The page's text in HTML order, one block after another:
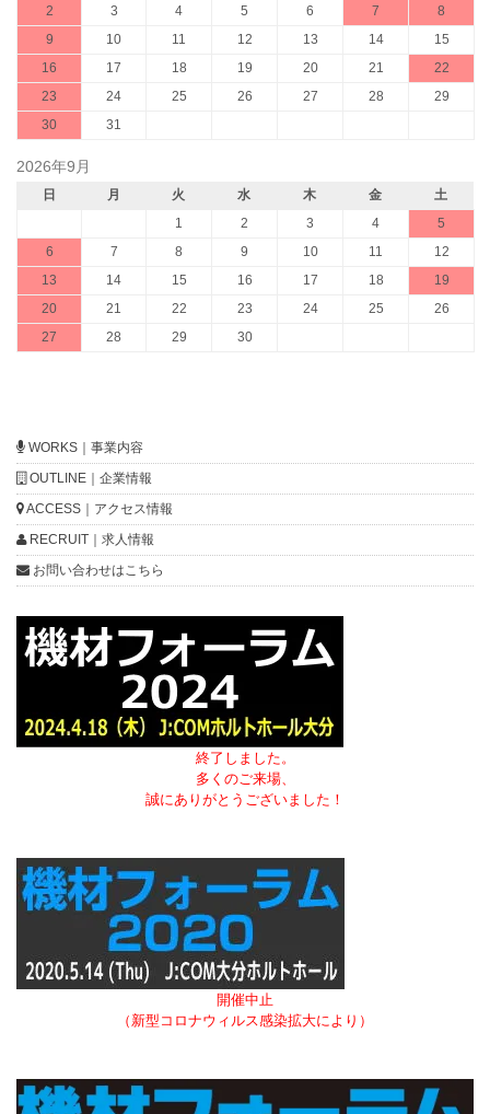
2 3 4 5 6 7
8
9
10 11 12 13 14
15
16
17 18 19 20 21
22
23
24 25 26 27 28
29
30
31
2026年9月
日 月 火 水 木 金
土
1
2 3 4
5
6
7 8 9 10 11
12
13
14 15 16 17 18
19
20
21 22 23 24 25
26
27
28 29 30
WORKS｜事業内容
OUTLINE｜企業情報
ACCESS｜アクセス情報
RECRUIT｜求人情報
お問い合わせはこちら
終了しました。
多くのご来場、
誠にありがとうございました！
開催中止
（新型コロナウィルス感染拡大により）